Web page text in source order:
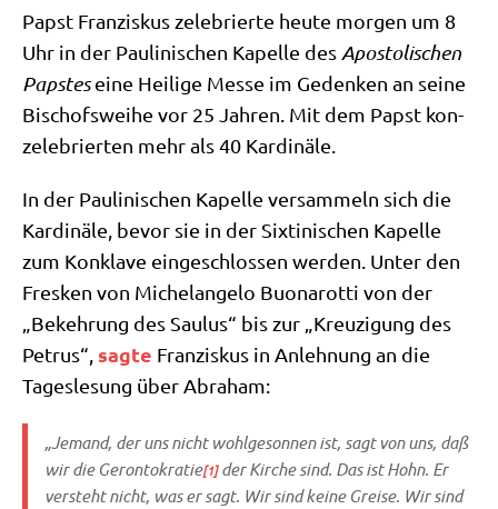
Papst Fran­zis­kus zele­brier­te heu­te mor­gen um 8
Uhr in der Pau­li­ni­schen Kapel­le des Apo­sto­li­schen
Pap­steseine Hei­li­ge Mes­se im Geden­ken an sei­ne
Bischofs­wei­he vor 25 Jah­ren. Mit dem Papst kon­
ze­le­brier­ten mehr als 40 Kardinäle.
In der Pau­li­ni­schen Kapel­le ver­sam­meln sich die
Kar­di­nä­le, bevor sie in der Six­ti­ni­schen Kapel­le
zum Kon­kla­ve ein­ge­schlos­sen wer­den. Unter den
Fres­ken von Michel­an­ge­lo Buo­na­rot­ti von der
„Bekeh­rung des Sau­lus“ bis zur „Kreu­zi­gung des
Petrus“, sag­te Fran­zis­kus in Anleh­nung an die
Tages­le­sung über Abraham:
„Jemand, der uns nicht wohl­ge­son­nen ist, sagt von uns, daß
wir die Geron­to­kra­tie[1]der Kir­che sind. Das ist Hohn. Er
ver­steht nicht, was er sagt. Wir sind kei­ne Grei­se. Wir sind